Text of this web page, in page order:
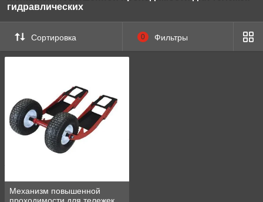
гидравлических
Сортировка 0 Фильтры
Механизм повышенной